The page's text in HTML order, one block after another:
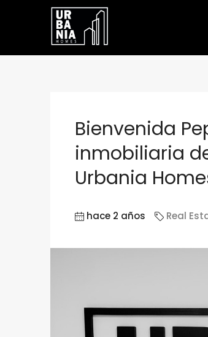
Bienvenida
inmobiliaria
Urbania
hace 2 años Real